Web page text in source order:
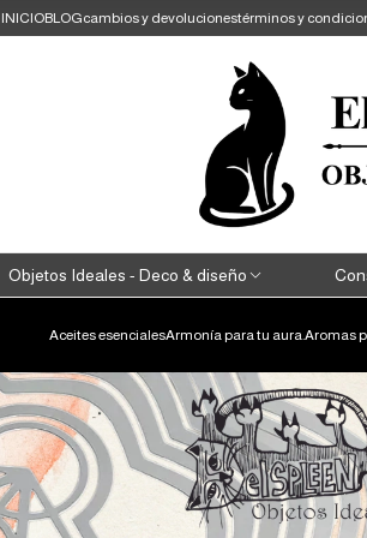
INICIOBLOGcambios y devolucionestérminos y
Objetos Ideales - Deco & diseño
Aceites esencialesArmonía para tu aura.Aromas